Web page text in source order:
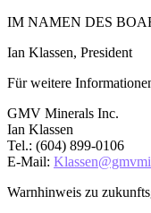
IM NAMEN DES
Ian Klassen, President
Für weitere
GMV Minerals Inc.
Ian Klassen
Tel.: (604) 899-0106
E-Mail:
Warnhinweis zu